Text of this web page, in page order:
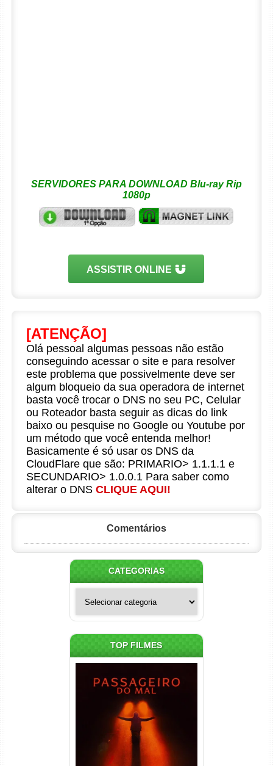
SERVIDORES PARA DOWNLOAD Blu-ray Rip
1080p
ASSISTIR ONLINE
[ATENÇÃO]
Olá pessoal algumas pessoas não estão
conseguindo acessar o site e para resolver
este problema que possivelmente deve ser
algum bloqueio da sua operadora de internet
basta você trocar o DNS no seu PC, Celular
ou Roteador basta seguir as dicas do link
baixo ou pesquise no Google ou Youtube por
um método que você entenda melhor!
Basicamente é só usar os DNS da
CloudFlare que são: PRIMARIO> 1.1.1.1 e
SECUNDARIO> 1.0.0.1 Para saber como
alterar o DNS CLIQUE AQUI!
Comentários
CATEGORIAS
TOP FILMES
Passageiro do Mal Torrent
(2026) WEB-DL 1080p Dual